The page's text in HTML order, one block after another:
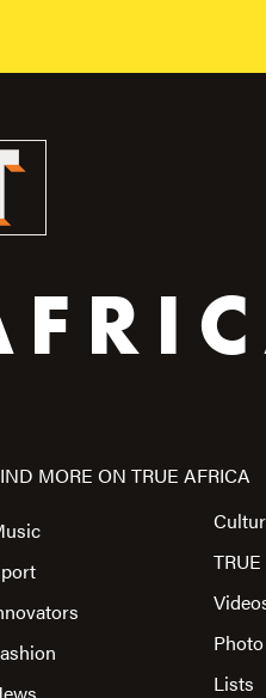
MORE ON TRUE AFRICA
Lists